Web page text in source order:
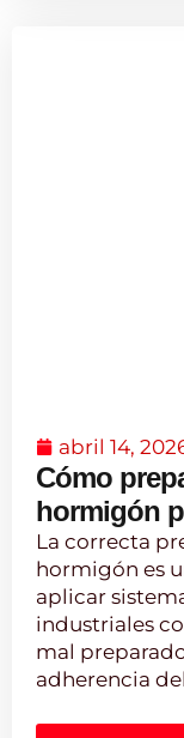
abril 14,
Cómo
hormigón
La correcta
hormigón es
aplicar
industriales
mal
adherencia